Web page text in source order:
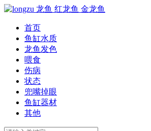
首页
鱼缸水质
龙鱼发色
喂食
伤病
状态
兜嘴掉眼
鱼缸器材
其他